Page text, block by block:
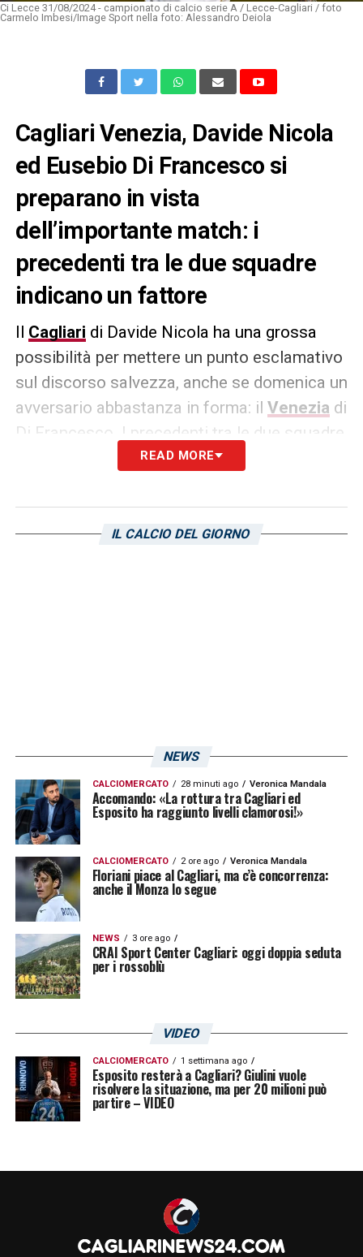
Ci Lecce 31/08/2024 - campionato di calcio serie A / Lecce-Cagliari / foto
Carmelo Imbesi/Image Sport nella foto: Alessandro Deiola
Cagliari Venezia, Davide Nicola
ed Eusebio Di Francesco si
preparano in vista
dell’importante match: i
precedenti tra le due squadre
indicano un fattore
Il Cagliari di Davide Nicola ha una grossa
possibilità per mettere un punto esclamativo
sul discorso salvezza, anche se domenica un
avversario abbastanza in forma: il Venezia di
Di Francesco
. I precedenti tra le due squadre
sono abbastanza a favore dei lagunari: dopo
1966, il Venezia è rimasto imbattuto nelle
restanti 8 partite (4 vittorie e 4 pareggi). C’è
READ MORE
IL CALCIO DEL GIORNO
NEWS
CALCIOMERCATO 28 minuti ago Veronica Mandala
Accomando: «La rottura tra Cagliari ed
Esposito ha raggiunto livelli clamorosi!»
CALCIOMERCATO 2 ore ago Veronica Mandala
Floriani piace al Cagliari, ma c’è concorrenza:
anche il Monza lo segue
NEWS 3 ore ago
CRAI Sport Center Cagliari: oggi doppia seduta
per i rossoblù
VIDEO
CALCIOMERCATO 1 settimana ago
Esposito resterà a Cagliari? Giulini vuole
risolvere la situazione, ma per 20 milioni può
partire – VIDEO